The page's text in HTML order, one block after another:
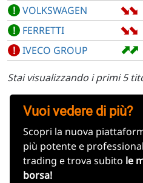
! VOLKSWAGEN ➡
➡
! FERRETTI ➡
➡
! IVECO GROUP ➡
➡
Stai visualizzando i primi 5
Vuoi vedere di più?
Scopri la nuova
più potente e
trading e trova subito le
borsa!